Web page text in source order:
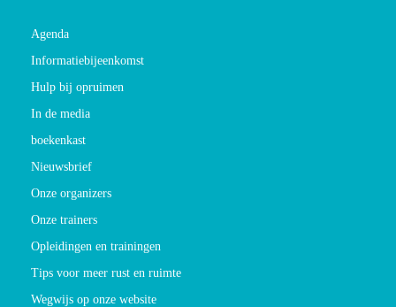
Agenda
Informatiebijeenkomst
Hulp bij opruimen
In de media
boekenkast
Nieuwsbrief
Onze organizers
Onze trainers
Opleidingen en trainingen
Tips voor meer rust en ruimte
Wegwijs op onze website